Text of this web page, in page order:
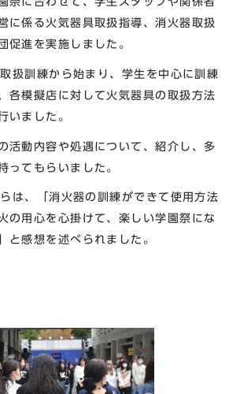
に係る火気器具取扱指導、消火器取扱
促進を実施しました。
扱訓練から始まり、学生を中心に訓練
各模擬店に対して火気器具の取扱方法
いました。
活動内容や処遇について、紹介し、多
ってもらいました。
は、「消火器の訓練ができて使用方法
の用心を心掛けて、楽しい学園祭にな
と感想を述べられました。